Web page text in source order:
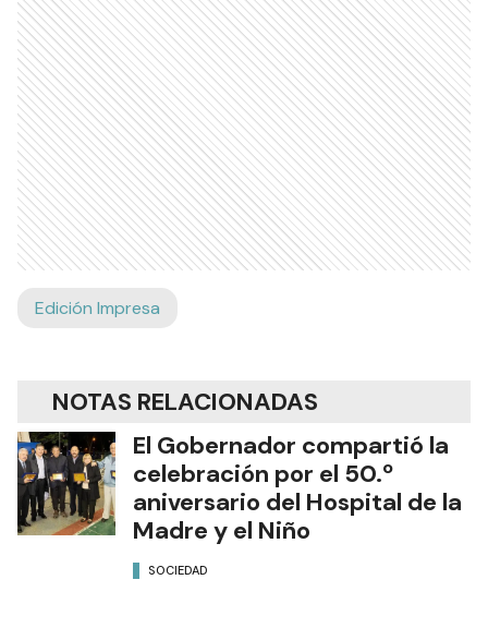
Edición Impresa
NOTAS RELACIONADAS
El Gobernador compartió la
celebración por el 50.º
aniversario del Hospital de la
Madre y el Niño
SOCIEDAD